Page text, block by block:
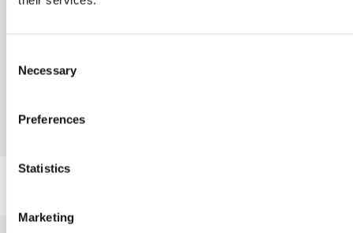
Selection
Necessary
Preferences
Statistics
Marketing